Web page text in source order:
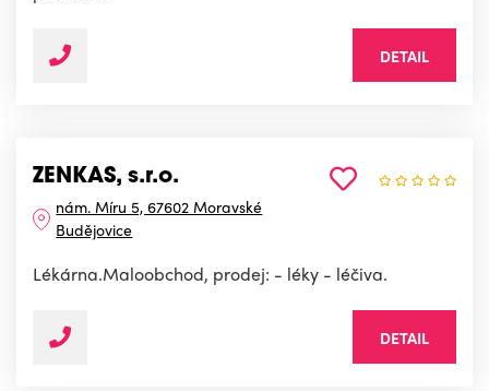
DETAIL
ZENKAS, s.r.o.
nám. Míru 5, 67602 Moravské
Budějovice
Lékárna.Maloobchod, prodej: - léky - léčiva.
DETAIL